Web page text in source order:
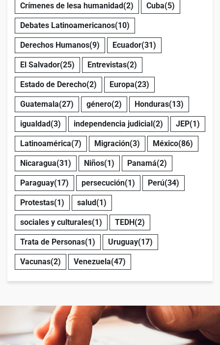
Crímenes de lesa humanidad(2) Cuba(5)
Debates Latinoamericanos(10)
Derechos Humanos(9) Ecuador(31)
El Salvador(25) Entrevistas(2)
Estado de Derecho(2) Europa(23)
Guatemala(27) género(2) Honduras(13)
igualdad(3) independencia judicial(2) JEP(1)
Latinoamérica(7) Migración(3) México(86)
Nicaragua(31) Niños(1) Panamá(2)
Paraguay(17) persecución(1) Perú(34)
Protestas(1) salud(1)
sociales y culturales(1) TEDH(2)
Trata de Personas(1) Uruguay(17)
Vacunas(2) Venezuela(47)